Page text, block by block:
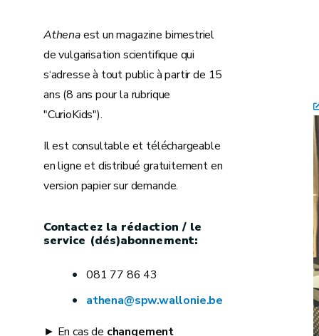
Athenaest un magazine bimestriel
de vulgarisation scientifique qui
s‘adresse à tout public à partir de 15
ans (8 ans pour la rubrique
"CurioKids").
Il est consultable et téléchargeable
en ligne et distribué gratuitement en
version papier sur demande.
Contactez la rédaction / le
service (dés)abonnement:
081 77 86 43
athena@spw.wallonie.be
► En cas de changement